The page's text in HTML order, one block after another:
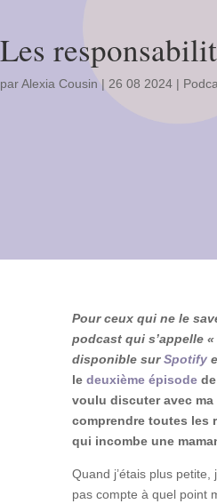
Les
parAlexia Cousin | 26 08 2024 |
Pour ceux qui ne le
podcast qui s’appelle
disponible surSpotify
le deuxième épisodede
voulu discuter avec ma
comprendre toutes les
qui incombe une
Quand j’étais plus
pas compte à quel point